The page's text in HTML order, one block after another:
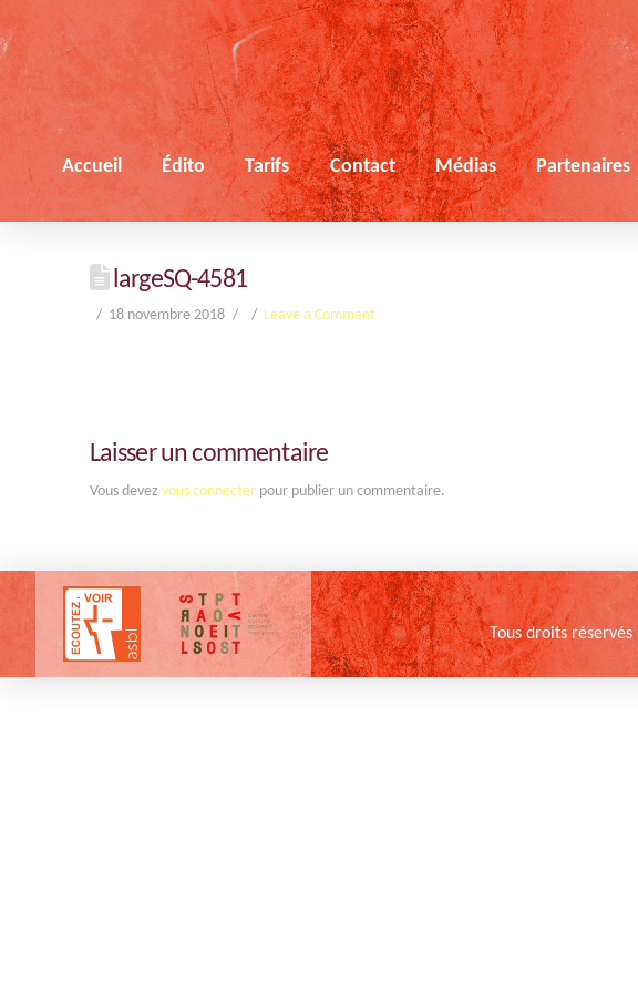
Accueil Édito Tarifs Contact Médias Partenaires
largeSQ-4581
18 novembre 2018 Leave a Comment
Laisser un commentaire
Vous devez vous connecterpour publier un commentaire.
Tous droits réservés |